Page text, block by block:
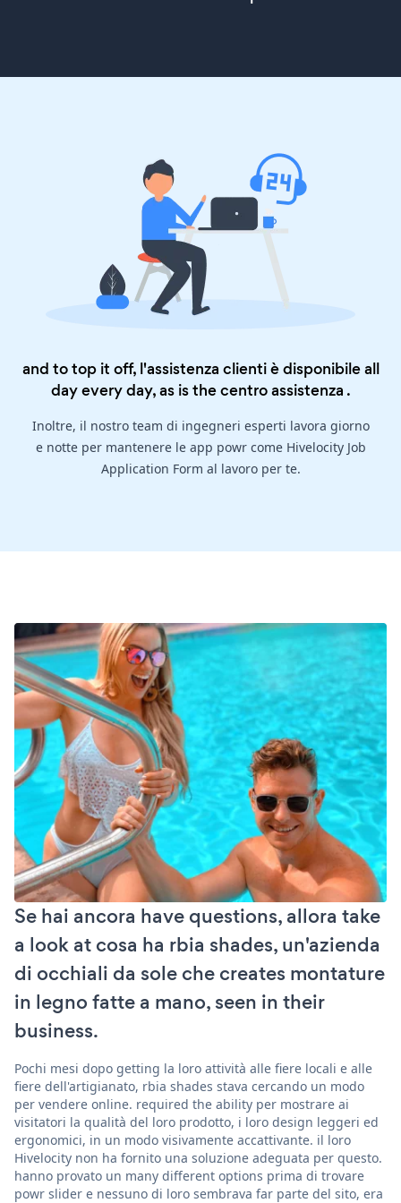
and to top it off, l'assistenza clienti è disponibile all
day every day, as is thecentro assistenza .
Inoltre, il nostro team di ingegneri esperti lavora giorno
e notte per mantenere le app powr come Hivelocity Job
Application Form al lavoro per te.
Se hai ancora have questions, allora take
a look at cosa ha rbia shades, un'azienda
di occhiali da sole che creates montature
in legno fatte a mano, seen in their
business.
Pochi mesi dopo getting la loro attività alle fiere locali e alle
fiere dell'artigianato, rbia shades stava cercando un modo
per vendere online. required the ability per mostrare ai
visitatori la qualità del loro prodotto, i loro design leggeri ed
ergonomici, in un modo visivamente accattivante. il loro
Hivelocity non ha fornito una soluzione adeguata per questo.
hanno provato un many different options prima di trovare
powr slider e nessuno di loro sembrava far parte del sito, era